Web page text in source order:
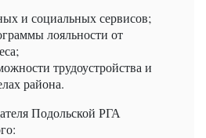
и социальных сервисов;
лояльности от
трудоустройства и
района.
Подольской РГА